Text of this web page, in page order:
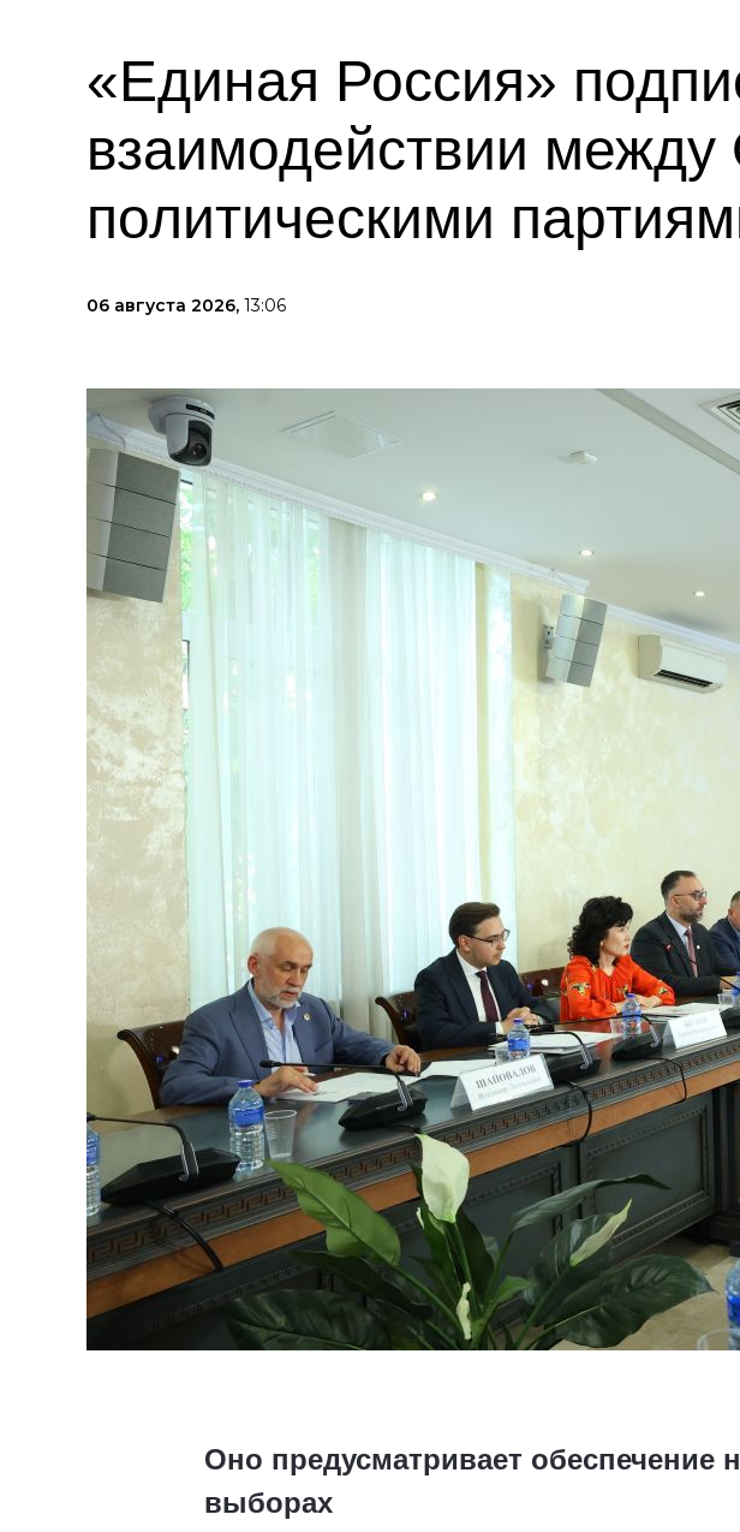
«Единая Россия»
взаимодействии
политическими
06 августа 2026, 13:06
Оно предусматривает обеспечение
выборах